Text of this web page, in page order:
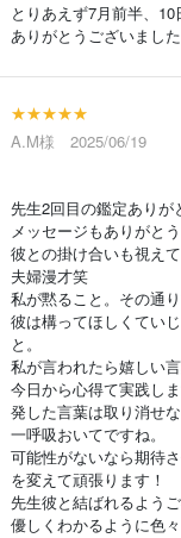
とりあえず7月前半、
ありがとうございまし
★★★★★
A.M様 2025/06/19
先生2回目の鑑定ありが
メッセージもありがと
彼との掛け合いも視え
夫婦漫才笑
私が黙ること。その通り
彼は構ってほしくてい
と。
私が言われたら嬉しい
今日から心得て実践しま
発した言葉は取り消せ
一呼吸おいてですね。
可能性がないなら期待
を変えて頑張ります！
先生彼と結ばれるよう
優しくわかるように色